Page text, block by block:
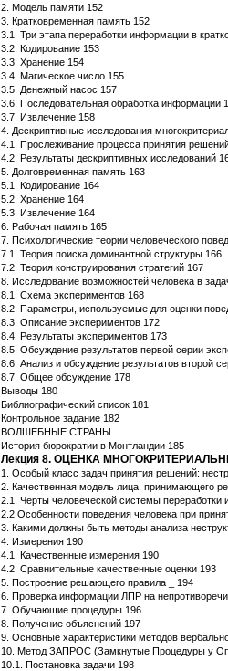
2. Модель памяти 152
3. Кратковременная память 152
3.1. Три этапа переработки информации в
3.2. Кодирование 153
3.3. Хранение 154
3.4. Магическое число 155
3.5. Денежный насос 157
3.6. Последовательная обработка информации
3.7. Извлечение 158
4. Дескриптивные исследования
4.1. Прослеживание процесса принятия
4.2. Результаты дескриптивных исследований
5. Долговременная память 163
5.1. Кодирование 164
5.2. Хранение 164
5.3. Извлечение 164
6. Рабочая память 165
7. Психологические теории человеческого
7.1. Теория поиска доминантной структуры 166
7.2. Теория конструирования стратегий 167
8. Исследование возможностей человека в
8.1. Схема экспериментов 168
8.2. Параметры, используемые для оценки
8.3. Описание экспериментов 172
8.4. Результаты экспериментов 173
8.5. Обсуждение результатов первой серии
8.6. Анализ и обсуждение результатов второй
8.7. Общее обсуждение 178
Выводы 180
Библиографический список 181
Контрольное задание 182
ВОЛШЕБНЫЕ СТРАНЫ
История бюрократии в Монтландии 185
Лекция 8. ОЦЕНКА
1. Особый класс задач принятия решений:
2. Качественная модель лица, принимающего
2.1. Черты человеческой системы переработки
2.2 Особенности поведения человека при
3. Какими должны быть методы анализа
4. Измерения 190
4.1. Качественные измерения 190
4.2. Сравнительные качественные оценки 193
5. Построение решающего правила _ 194
6. Проверка информации ЛПР на
7. Обучающие процедуры 196
8. Получение объяснений 197
9. Основные характеристики методов
10. Метод ЗАПРОС (Замкнутые Процедуры у
10.1. Постановка задачи 198